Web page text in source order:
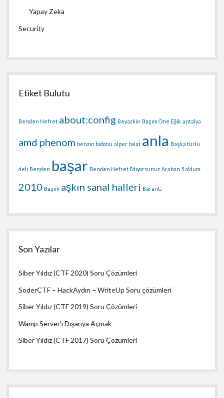
Yapay Zeka
Security
Etiket Bulutu
Benden Nefret about:config Beyazkin Başım Öne Eğik antalya
amd phenom benzin bidonu alper beat anla Başka türlü
deli Benden başar Benden Nefret Ediyorsunuz Araban 5.oldum
2010 Başım aşkın sanal halleri BaranG
Son Yazılar
Siber Yıldız (CTF 2020) Soru Çözümleri
SoderCTF – HackAydın – WriteUp Soru çözümleri
Siber Yıldız (CTF 2019) Soru Çözümleri
Wamp Server’ı Dışarıya Açmak
Siber Yıldız (CTF 2017) Soru Çözümleri